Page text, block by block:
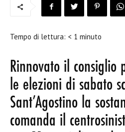
Tempo di lettura: < 1 minuto
Rinnovato il consiglio
le elezioni di sabato
Sant’Agostino la
comanda il